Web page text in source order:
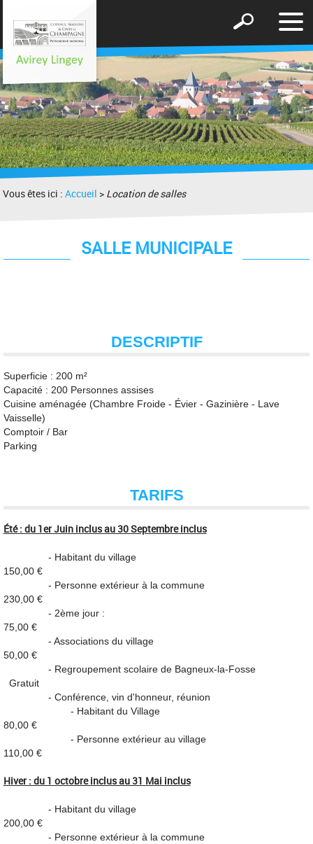
le
Afficher
formulaire
de
recherche
Vous êtes ici :Accueil > Location de salles
SALLE MUNICIPALE
DESCRIPTIF
Superficie : 200 m²
Capacité : 200 Personnes assises
Cuisine aménagée (Chambre Froide - Évier - Gazinière - Lave
Vaisselle)
Comptoir / Bar
Parking
TARIFS
Été : du 1er Juin inclus au 30 Septembre inclus
- Habitant du village
150,00 €
- Personne extérieur à la commune
230,00 €
- 2ème jour :
75,00 €
- Associations du village
50,00 €
- Regroupement scolaire de Bagneux-la-Fosse
Gratuit
- Conférence, vin d'honneur, réunion
- Habitant du Village
80,00 €
- Personne extérieur au village
110,00 €
Hiver : du 1 octobre inclus au 31 Mai inclus
- Habitant du village
200,00 €
- Personne extérieur à la commune